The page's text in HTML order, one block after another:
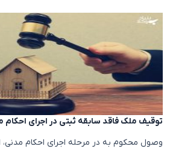
توقیف ملک فاقد سابقه ثبتی در اجرای احکام
وصول محکوم به در مرحله اجرای احکام مدنی،